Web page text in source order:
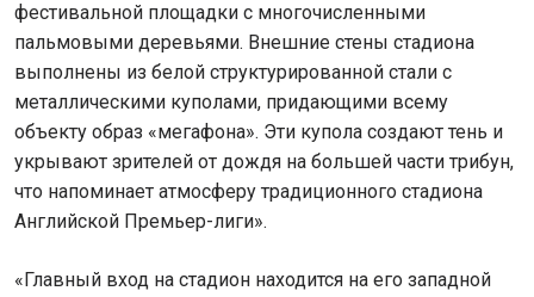
фестивальной площадки с многочисленными
пальмовыми деревьями. Внешние стены стадиона
выполнены из белой структурированной стали с
металлическими куполами, придающими всему
объекту образ «мегафона». Эти купола создают тень и
укрывают зрителей от дождя на большей части трибун,
что напоминает атмосферу традиционного стадиона
Английской Премьер-лиги».
«Главный вход на стадион находится на его западной